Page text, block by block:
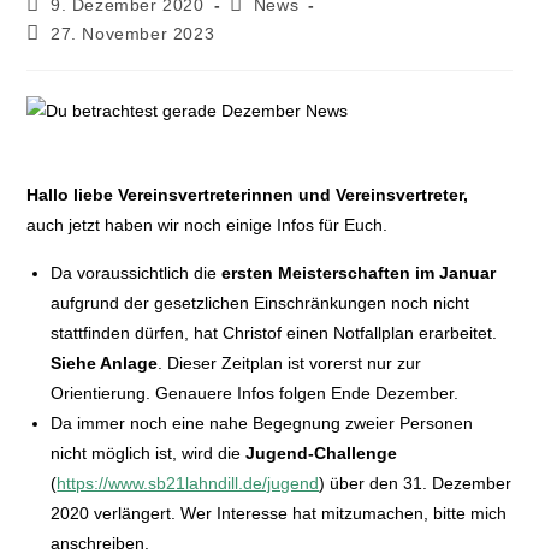
9. Dezember 2020
News
27. November 2023
Hallo liebe Vereinsvertreterinnen und Vereinsvertreter,
auch jetzt haben wir noch einige Infos für Euch.
Da voraussichtlich dieersten Meisterschaften im Januar
aufgrund der gesetzlichen Einschränkungen noch nicht
stattfinden dürfen, hat Christof einen Notfallplan erarbeitet.
Siehe Anlage . Dieser Zeitplan ist vorerst nur zur
Orientierung. Genauere Infos folgen Ende Dezember.
Da immer noch eine nahe Begegnung zweier Personen
nicht möglich ist, wird dieJugend-Challenge
(https://www.sb21lahndill.de/jugend) über den 31. Dezember
2020 verlängert. Wer Interesse hat mitzumachen, bitte mich
anschreiben.